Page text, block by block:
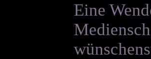
Eine